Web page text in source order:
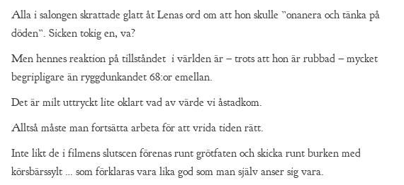
Alla i salongen skrattade glatt åt Lenas ord om att hon skulle ”onanera och tänka på
döden”. Sicken tokig en, va?
Men hennes reaktion på tillståndet i världen är – trots att hon är rubbad – mycket
begripligare än ryggdunkandet 68:or emellan.
Det är milt uttryckt lite oklart vad av värde vi åstadkom.
Alltså måste man fortsätta arbeta för att vrida tiden rätt.
Inte likt de i filmens slutscen förenas runt grötfaten och skicka runt burken med
körsbärssylt … som förklaras vara lika god som man själv anser sig vara.